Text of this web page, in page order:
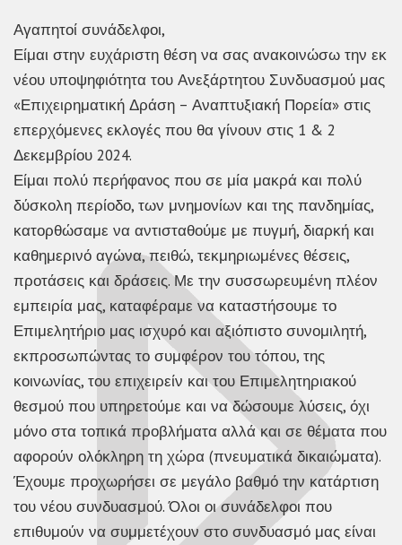
Αγαπητοί συνάδελφοι,
Είμαι στην ευχάριστη θέση να σας ανακοινώσω την εκ
νέου υποψηφιότητα του Ανεξάρτητου Συνδυασμού μας
«Επιχειρηματική Δράση – Αναπτυξιακή Πορεία» στις
επερχόμενες εκλογές που θα γίνουν στις 1 & 2
Δεκεμβρίου 2024.
Είμαι πολύ περήφανος που σε μία μακρά και πολύ
δύσκολη περίοδο, των μνημονίων και της πανδημίας,
κατορθώσαμε να αντισταθούμε με πυγμή, διαρκή και
καθημερινό αγώνα, πειθώ, τεκμηριωμένες θέσεις,
προτάσεις και δράσεις. Με την συσσωρευμένη πλέον
εμπειρία μας, καταφέραμε να καταστήσουμε το
Επιμελητήριο μας ισχυρό και αξιόπιστο συνομιλητή,
εκπροσωπώντας το συμφέρον του τόπου, της
κοινωνίας, του επιχειρείν και του Επιμελητηριακού
θεσμού που υπηρετούμε και να δώσουμε λύσεις, όχι
μόνο στα τοπικά προβλήματα αλλά και σε θέματα που
αφορούν ολόκληρη τη χώρα (πνευματικά δικαιώματα).
Έχουμε προχωρήσει σε μεγάλο βαθμό την κατάρτιση
του νέου συνδυασμού. Όλοι οι συνάδελφοι που
επιθυμούν να συμμετέχουν στο συνδυασμό μας είναι